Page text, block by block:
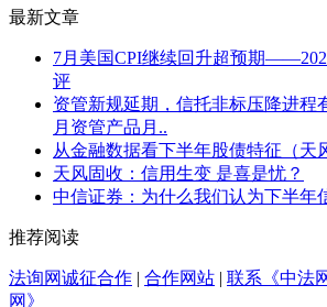
最新文章
7月美国CPI继续回升超预期
评
资管新规延期，信托非标压降进
月资管产品月..
从金融数据看下半年股债特征（天
天风固收：信用生变 是喜是忧？
中信证券：为什么我们认为下半年
推荐阅读
法询网诚征合作 | 合作网站 | 联系《中法
网》